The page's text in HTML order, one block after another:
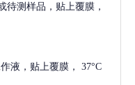
待测样品，贴上覆膜，
液，贴上覆膜， 37°C